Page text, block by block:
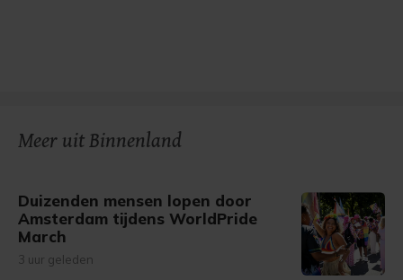
Meer uit Binnenland
Duizenden mensen lopen door
Amsterdam tijdens WorldPride
March
3 uur geleden